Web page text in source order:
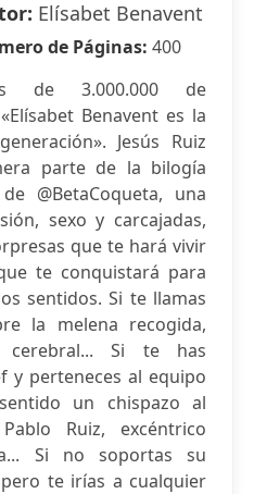
Elísabet Benavent
de Páginas: 400
de 3.000.000 de
Benavent es la
Jesús Ruiz
parte de la bilogía
@BetaCoqueta, una
sexo y carcajadas,
que te hará vivir
te conquistará para
sentidos. Si te llamas
la melena recogida,
cerebral... Si te has
y perteneces al equipo
un chispazo al
Ruiz, excéntrico
Si no soportas su
te irías a cualquier